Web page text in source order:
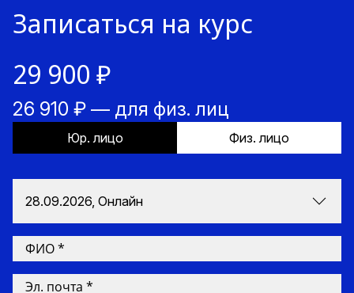
Записаться на курс
29 900 ₽
26 910 ₽ — для физ. лиц
Юр. лицо Физ. лицо
28.09.2026, Онлайн